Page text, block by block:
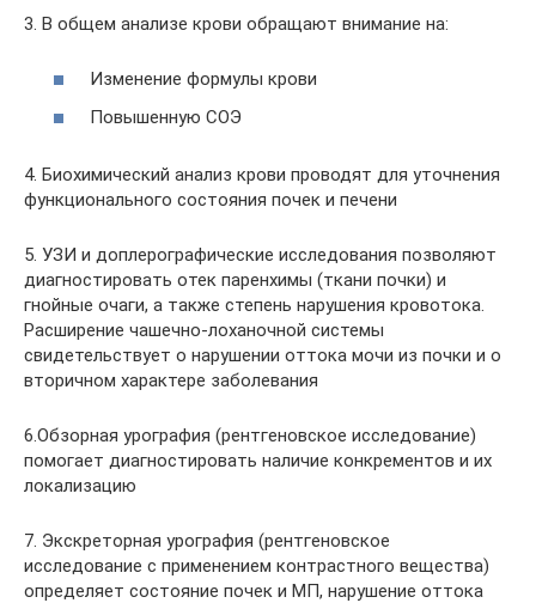
3. В общем анализе крови обращают внимание на:
Изменение формулы крови
Повышенную СОЭ
4. Биохимический анализ крови проводят для уточнения
функционального состояния почек и печени
5. УЗИ и доплерографические исследования позволяют
диагностировать отек паренхимы (ткани почки) и
гнойные очаги, а также степень нарушения кровотока.
Расширение чашечно-лоханочной системы
свидетельствует о нарушении оттока мочи из почки и о
вторичном характере заболевания
6.Обзорная урография (рентгеновское исследование)
помогает диагностировать наличие конкрементов и их
локализацию
7. Экскреторная урография (рентгеновское
исследование с применением контрастного вещества)
определяет состояние почек и МП, нарушение оттока